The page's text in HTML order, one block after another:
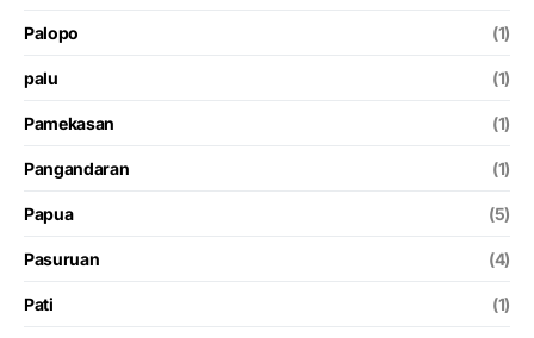
Palopo (1)
palu (1)
Pamekasan (1)
Pangandaran (1)
Papua (5)
Pasuruan (4)
Pati (1)